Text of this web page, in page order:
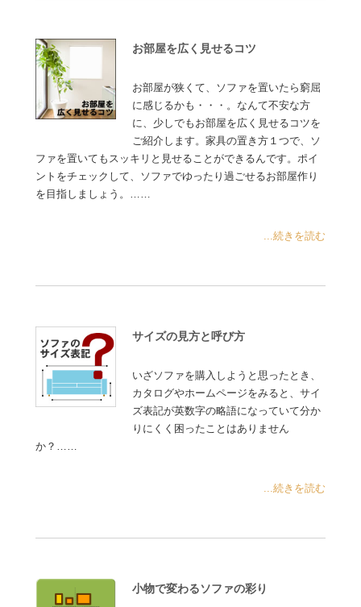
お部屋を広く見せるコツ
お部屋が狭くて、ソファを置いたら窮屈
に感じるかも・・・。なんて不安な方
に、少しでもお部屋を広く見せるコツを
ご紹介します。家具の置き方１つで、ソ
ファを置いてもスッキリと見せることができるんです。ポイ
ントをチェックして、ソファでゆったり過ごせるお部屋作り
を目指しましょう。……
...続きを読む
サイズの見方と呼び方
いざソファを購入しようと思ったとき、
カタログやホームページをみると、サイ
ズ表記が英数字の略語になっていて分か
りにくく困ったことはありません
か？……
...続きを読む
小物で変わるソファの彩り